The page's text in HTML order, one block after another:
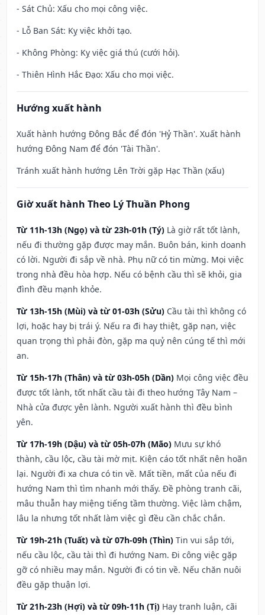
- Sát Chủ: Xấu cho mọi công việc.
- Lỗ Ban Sát: Kỵ việc khởi tạo.
- Không Phòng: Kỵ việc giá thú (cưới hỏi).
- Thiên Hình Hắc Đạo: Xấu cho mọi việc.
Hướng xuất hành
Xuất hành hướng Đông Bắc để đón 'Hỷ Thần'. Xuất hành
hướng Đông Nam để đón 'Tài Thần'.
Tránh xuất hành hướng Lên Trời gặp Hạc Thần (xấu)
Giờ xuất hành Theo Lý Thuần Phong
Từ 11h-13h (Ngọ) và từ 23h-01h (Tý) Là giờ rất tốt lành,
nếu đi thường gặp được may mắn. Buôn bán, kinh doanh
có lời. Người đi sắp về nhà. Phụ nữ có tin mừng. Mọi việc
trong nhà đều hòa hợp. Nếu có bệnh cầu thì sẽ khỏi, gia
đình đều mạnh khỏe.
Từ 13h-15h (Mùi) và từ 01-03h (Sửu) Cầu tài thì không có
lợi, hoặc hay bị trái ý. Nếu ra đi hay thiệt, gặp nạn, việc
quan trọng thì phải đòn, gặp ma quỷ nên cúng tế thì mới
an.
Từ 15h-17h (Thân) và từ 03h-05h (Dần) Mọi công việc đều
được tốt lành, tốt nhất cầu tài đi theo hướng Tây Nam –
Nhà cửa được yên lành. Người xuất hành thì đều bình
yên.
Từ 17h-19h (Dậu) và từ 05h-07h (Mão) Mưu sự khó
thành, cầu lộc, cầu tài mờ mịt. Kiện cáo tốt nhất nên hoãn
lại. Người đi xa chưa có tin về. Mất tiền, mất của nếu đi
hướng Nam thì tìm nhanh mới thấy. Đề phòng tranh cãi,
mâu thuẫn hay miệng tiếng tầm thường. Việc làm chậm,
lâu la nhưng tốt nhất làm việc gì đều cần chắc chắn.
Từ 19h-21h (Tuất) và từ 07h-09h (Thìn) Tin vui sắp tới,
nếu cầu lộc, cầu tài thì đi hướng Nam. Đi công việc gặp
gỡ có nhiều may mắn. Người đi có tin về. Nếu chăn nuôi
đều gặp thuận lợi.
Từ 21h-23h (Hợi) và từ 09h-11h (Tị) Hay tranh luận, cãi